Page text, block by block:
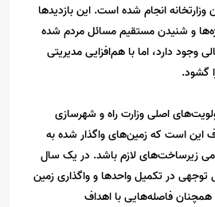
وزارتخانه انجام شده است. این بازدیدها
و شنیدن مستقیم مسائل مردم شده
وجود دارد، اما با هم‌افزایی مدیریتی
گشود.
اصلی وزارت راه و شهرسازی
است که زمین‌های واگذار شده به
زیرساخت‌های لازم باشد. در یک سال
در تکمیل واحدها و واگذاری زمین
فاصله‌هایی با اهداف